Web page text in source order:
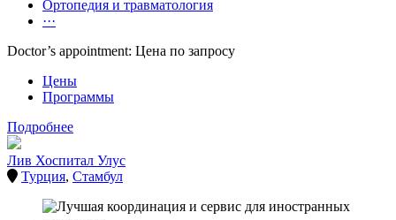
Ортопедия и травматология
···
Doctor’s appointment: Цена по запросу
Цены
Программы
Подробнее
Лив Хоспитал Улус
Турция, Стамбул